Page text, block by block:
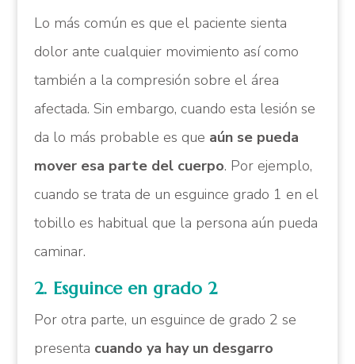
Lo más común es que el paciente sienta
dolor ante cualquier movimiento así como
también a la compresión sobre el área
afectada. Sin embargo, cuando esta lesión se
da lo más probable es que aún se pueda
mover esa parte del cuerpo. Por ejemplo,
cuando se trata de un esguince grado 1 en el
tobillo es habitual que la persona aún pueda
caminar.
2. Esguince en grado 2
Por otra parte, un esguince de grado 2 se
presenta cuando ya hay un desgarro